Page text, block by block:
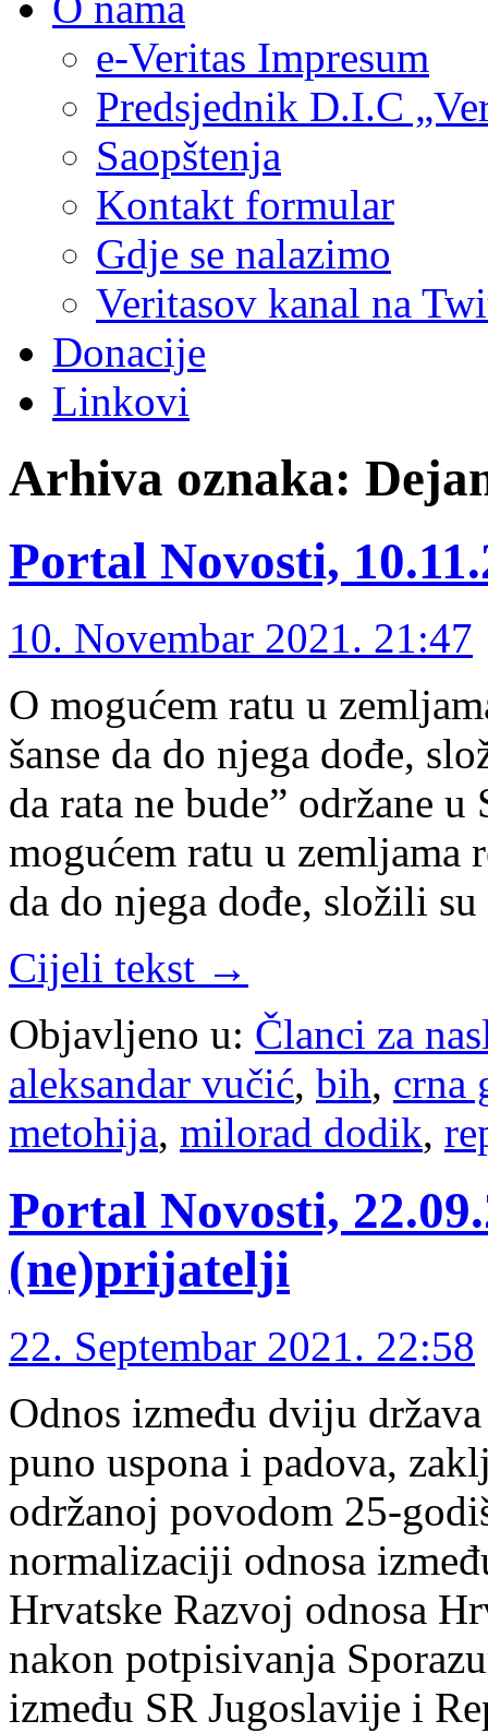
e-Veritas Impresum
Predsjednik D.I.C
Saopštenja
Kontakt formular
Gdje se nalazimo
Veritasov kanal na
Donacije
Linkovi
Arhiva oznaka:
Portal Novosti,
10. Novembar 2021. 21:47
O mogućem ratu u
šanse da do njega dođe,
da rata ne bude” održane
mogućem ratu u zemljama
da do njega dođe, složili
Cijeli tekst →
Objavljeno u: Članci za
aleksandar vučić, bih, crna
metohija, milorad dodik,
Portal Novosti,
(ne)prijatelji
22. Septembar 2021. 22:58
Odnos između dviju
puno uspona i padova,
održanoj povodom 25-
normalizaciji odnosa
Hrvatske Razvoj odnosa
nakon potpisivanja
između SR Jugoslavije i